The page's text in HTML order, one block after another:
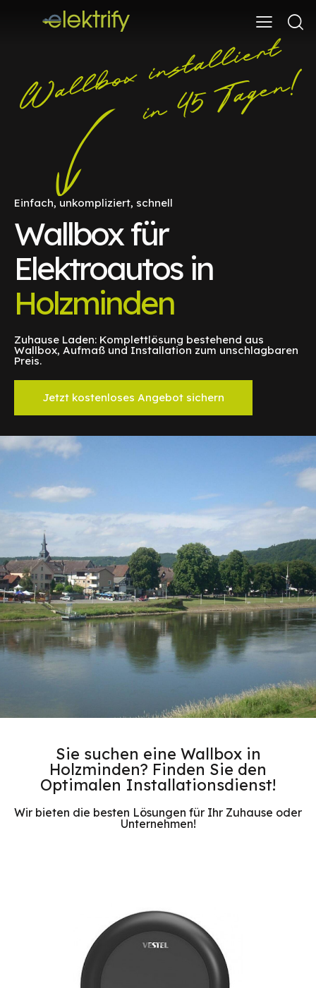
Einfach, unkompliziert, schnell
Wallbox für
Elektroautos in
Holzminden
Zuhause Laden: Komplettlösung bestehend aus
Wallbox, Aufmaß und Installation zum unschlagbaren
Preis.
Jetzt kostenloses Angebot sichern
Sie suchen eine Wallbox in
Holzminden? Finden Sie den
Optimalen Installationsdienst!
Wir bieten die besten Lösungen für Ihr Zuhause oder
Unternehmen!